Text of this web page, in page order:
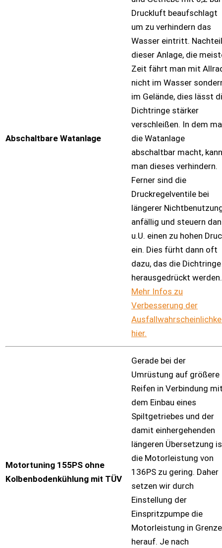
Abschaltbare Watanlage
Druckluft beaufschlagt
um zu verhindern das
Wasser eintritt. Nachteil
dieser Anlage, die
Zeit fährt man mit
nicht im Wasser
im Gelände, dies lässt
Dichtringe stärker
verschleißen. In dem
die Watanlage
abschaltbar macht, kann
man dieses verhindern.
Ferner sind die
Druckregelventile bei
längerer
anfällig und steuern
u.U. einen zu hohen
ein. Dies fürht dann oft
dazu, das die Dichtringe
herausgedrückt werden.
Mehr Infos zu
Verbesserung der
hier.
Motortuning 155PS ohne
Kolbenbodenkühlung mit TÜV
Gerade bei der
Umrüstung auf größere
Reifen in Verbindung
dem Einbau eines
Spiltgetriebes und der
damit einhergehenden
längeren Übersetzung
die Motorleistung von
136PS zu gering. Daher
setzen wir durch
Einstellung der
Einspritzpumpe die
Motorleistung in
herauf. Je nach